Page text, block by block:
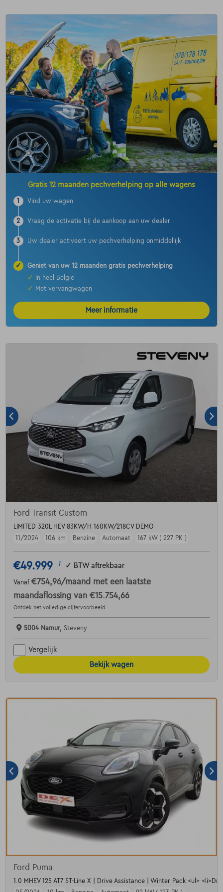
Gratis 12 maanden pechverhelping op alle wagens
1 Vind uw wagen
2 Vraag de activatie bij de aankoop aan uw dealer
3 Uw dealer activeert uw pechverhelping onmiddellijk
✓
Geniet van uw 12 maanden gratis pechverhelping
✓
In heel België
✓
Met vervangwagen
Meer informatie
Ford Transit Custom
LIMITED 320L HEV 83KW/H 160KW/218CV DEMO
11/2024
106 km Benzine Automaat 167 kW ( 227 PK )
€49.999 1 ✓ BTW aftrekbaar
Vanaf €754,96/maand met een laatste
maandaflossing van €15.754,66
Ontdek het volledige cijfervoorbeeld
5004 Namur, Steveny
Vergelijk
Bekijk wagen
Ford Puma
1.0 MHEV 125 AT7 ST-Line X | Drive Assistance | Winter Pack <ul>